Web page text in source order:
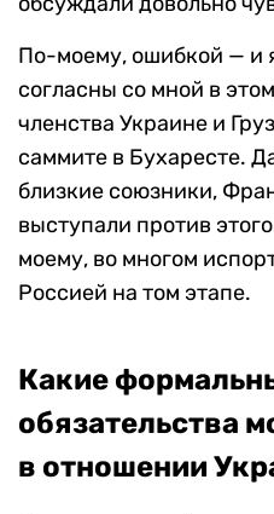
По-моему, ошибкой — и
согласны со мной в
членства Украине и
саммите в Бухаресте.
близкие союзники,
выступали против
моему, во многом
Россией на том этапе.
Какие
обязательства
в отношении